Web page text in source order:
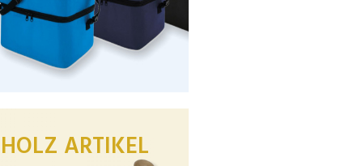
HOLZ ARTIKEL